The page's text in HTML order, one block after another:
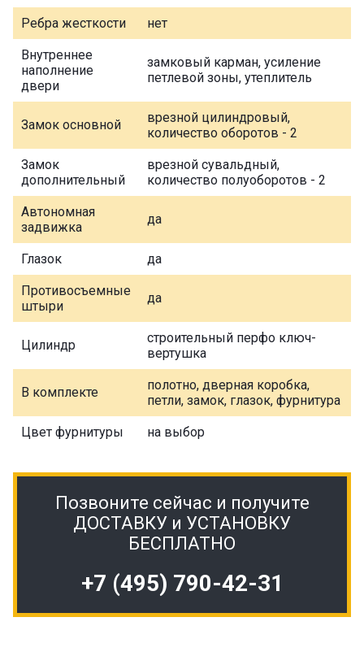
Ребра жесткости нет
Внутреннее
наполнение
двери
замковый карман, усиление
петлевой зоны, утеплитель
Замок основной
врезной цилиндровый,
количество оборотов - 2
Замок
дополнительный
врезной сувальдный,
количество полуоборотов - 2
Автономная
задвижка
да
Глазок да
Противосъемные
штыри
да
Цилиндр
строительный перфо ключ-
вертушка
В комплекте
полотно, дверная коробка,
петли, замок, глазок, фурнитура
Цвет фурнитуры на выбор
Позвоните сейчас и получите
ДОСТАВКУ и УСТАНОВКУ
БЕСПЛАТНО
+7 (495) 790-42-31